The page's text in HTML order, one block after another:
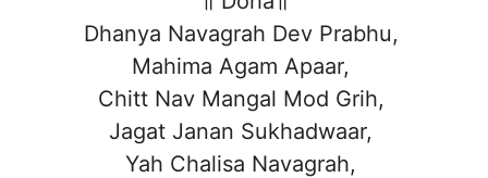
Dhanya Navagrah Dev Prabhu,
Mahima Agam Apaar,
Chitt Nav Mangal Mod Grih,
Jagat Janan Sukhadwaar,
Yah Chalisa Navagrah,